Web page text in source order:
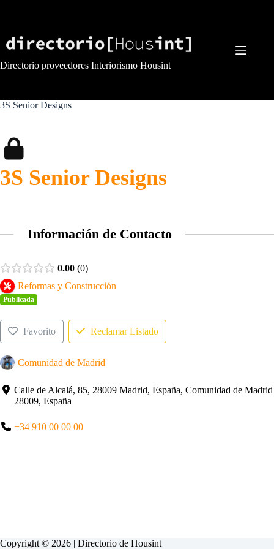
Directorio proveedores Interiorismo Housint
3S Senior Designs
3S Senior Designs
Información de Contacto
0.00 0
Reformas y Construcción
Publicada
Favorito Reclamar Listado
Comunidad de Madrid
Calle de Alcalá, 85, 28009 Madrid, España, Comunidad de Madrid
28009, España
+34 910 00 00 00
Copyright © 2026 | Directorio de Housint